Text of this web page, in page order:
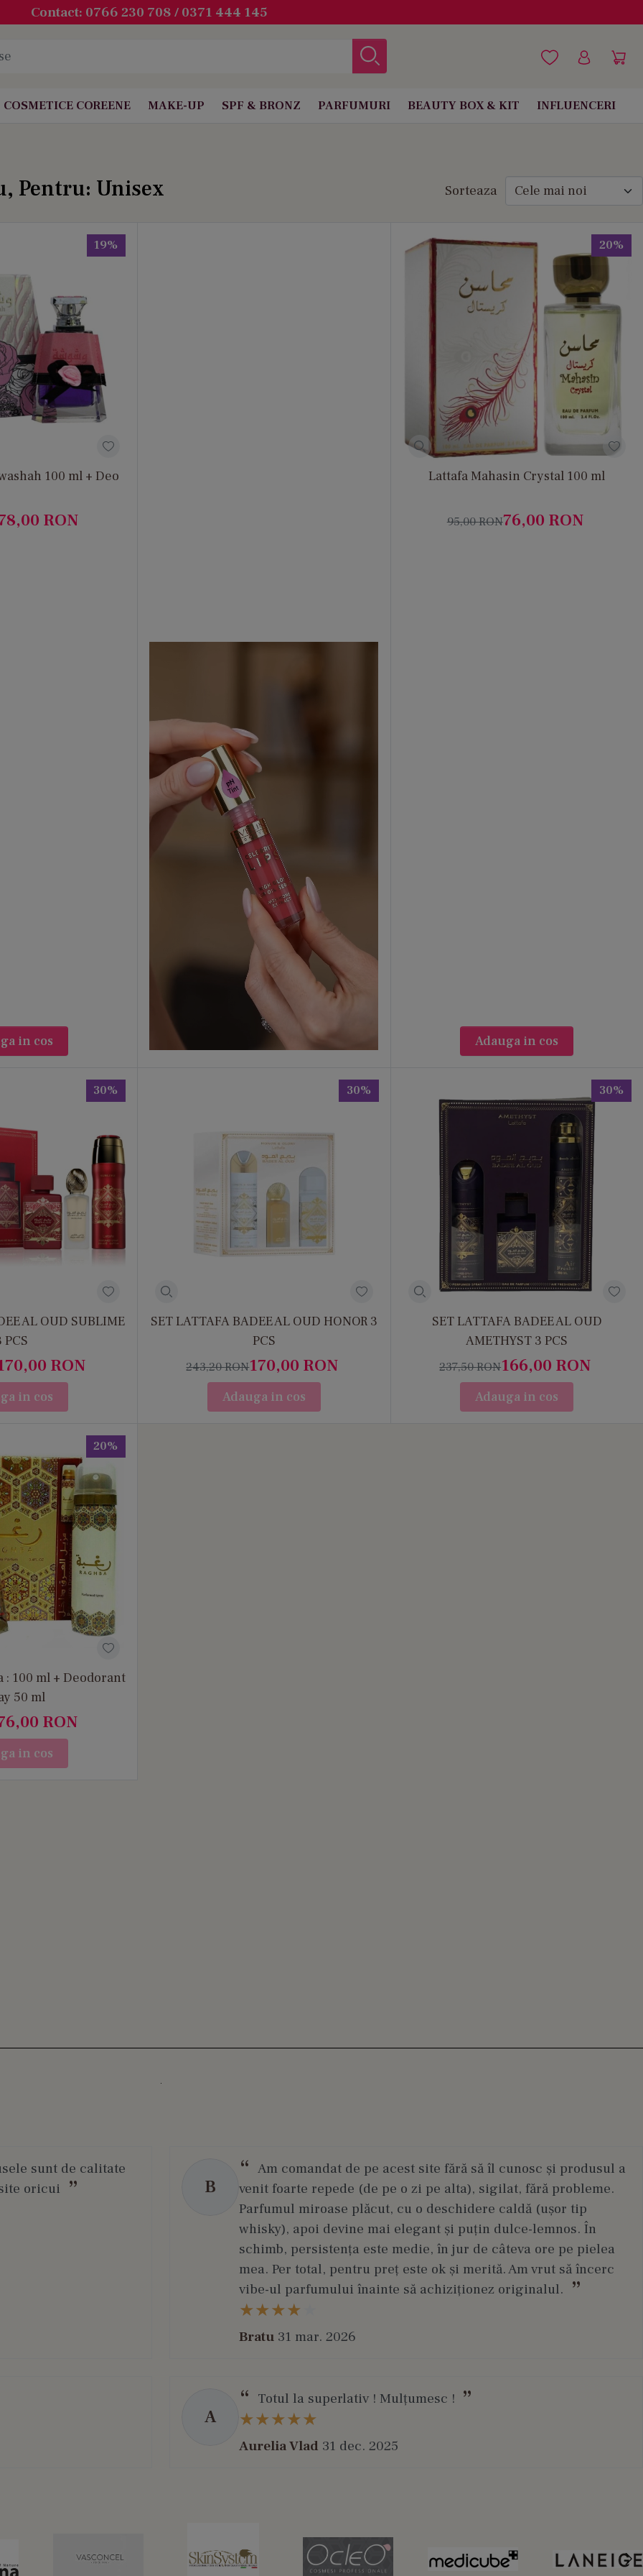
Contact: 0766 230 708 / 0371 444 145
COSMETICE COREENE MAKE-UP SPF & BRONZ PARFUMURI BEAUTY BOX & KIT INFLUENCERI
Pentru: Unisex Sorteaza
19%
100 ml + Deo
RON
in cos
20%
Lattafa Mahasin Crystal 100 ml
76,00 RON
95,00RON
Adauga in cos
30%
AL OUD SUBLIME
PCS
RON
in cos
30%
SET LATTAFA BADEE AL OUD HONOR 3
PCS
170,00 RON
243,20RON
Adauga in cos
30%
SET LATTAFA BADEE AL OUD
AMETHYST 3 PCS
166,00 RON
237,50RON
Adauga in cos
20%
: 100 ml + Deodorant
50 ml
RON
in cos
sunt de calitate
oricui
B
Am comandat de pe acest site fără să îl cunosc și produsul a
venit foarte repede (de pe o zi pe alta), sigilat, fără probleme.
Parfumul miroase plăcut, cu o deschidere caldă (ușor tip
whisky), apoi devine mai elegant și puțin dulce-lemnos. În
schimb, persistența este medie, în jur de câteva ore pe pielea
mea. Per total, pentru preț este ok și merită. Am vrut să încerc
vibe-ul parfumului înainte să achiziționez originalul.
Bratu 31 mar. 2026
A
Totul la superlativ ! Mulțumesc !
Aurelia Vlad 31 dec. 2025